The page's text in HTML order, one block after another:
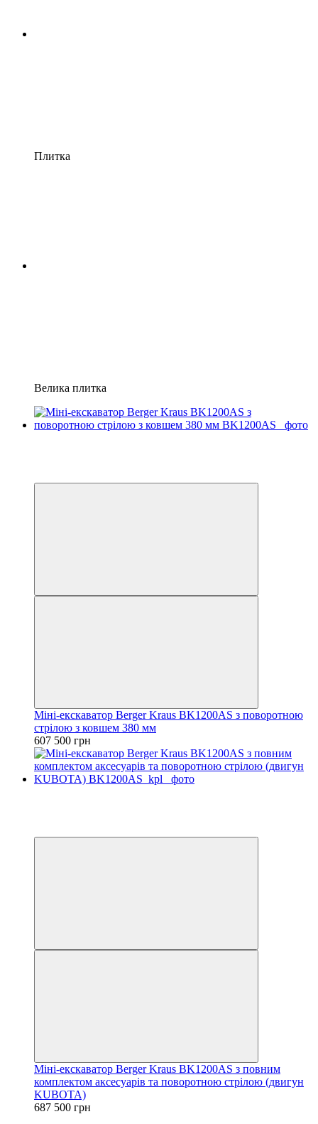
Плитка
Велика плитка
Міні-екскаватор Berger Kraus BK1200AS з поворотною
стрілою з ковшем 380 мм
607 500 грн
Міні-екскаватор Berger Kraus BK1200AS з повним
комплектом аксесуарів та поворотною стрілою (двигун
KUBOTA)
687 500 грн